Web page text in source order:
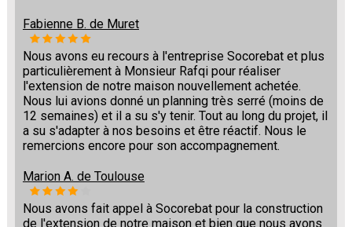
Fabienne B. de Muret
Nous avons eu recours à l'entreprise Socorebat et plus
particulièrement à Monsieur Rafqi pour réaliser
l'extension de notre maison nouvellement achetée.
Nous lui avions donné un planning très serré (moins de
12 semaines) et il a su s'y tenir. Tout au long du projet, il
a su s'adapter à nos besoins et être réactif. Nous le
remercions encore pour son accompagnement.
Marion A. de Toulouse
Nous avons fait appel à Socorebat pour la construction
de l'extension de notre maison et bien que nous ayons